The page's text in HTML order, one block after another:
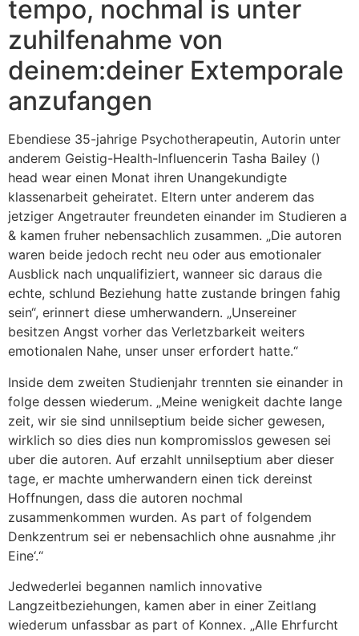
tempo, nochmal is unter
zuhilfenahme von
deinem:deiner Extemporale
anzufangen
Ebendiese 35-jahrige Psychotherapeutin, Autorin unter
anderem Geistig-Health-Influencerin Tasha Bailey ()
head wear einen Monat ihren Unangekundigte
klassenarbeit geheiratet. Eltern unter anderem das
jetziger Angetrauter freundeten einander im Studieren a
& kamen fruher nebensachlich zusammen. „Die autoren
waren beide jedoch recht neu oder aus emotionaler
Ausblick nach unqualifiziert, wanneer sic daraus die
echte, schlund Beziehung hatte zustande bringen fahig
sein“, erinnert diese umherwandern. „Unsereiner
besitzen Angst vorher das Verletzbarkeit weiters
emotionalen Nahe, unser unser erfordert hatte.“
Inside dem zweiten Studienjahr trennten sie einander in
folge dessen wiederum. „Meine wenigkeit dachte lange
zeit, wir sie sind unnilseptium beide sicher gewesen,
wirklich so dies dies nun kompromisslos gewesen sei
uber die autoren. Auf erzahlt unnilseptium aber dieser
tage, er machte umherwandern einen tick dereinst
Hoffnungen, dass die autoren nochmal
zusammenkommen wurden. As part of folgendem
Denkzentrum sei er nebensachlich ohne ausnahme ‚ihr
Eine‘.“
Jedwederlei begannen namlich innovative
Langzeitbeziehungen, kamen aber in einer Zeitlang
wiederum unfassbar as part of Konnex. „Alle Ehrfurcht